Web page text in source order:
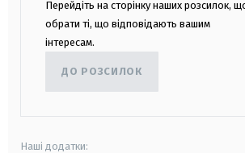
Перейдіть на сторінку наших розсилок,
обрати ті, що відповідають вашим
інтересам.
ДО РОЗСИЛОК
Наші додатки: